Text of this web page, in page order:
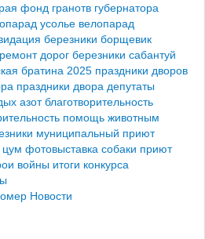
фонд гранотв губернатора
усолье велопарад
березники борщевик
ремонт дорог березники сабантуй
братина 2025 праздники дворов
праздники двора депутаты
азот благотворительность
помощь животным
муниципальный приют
цум фотовыставка собаки приют
войны итоги конкурса
Новости